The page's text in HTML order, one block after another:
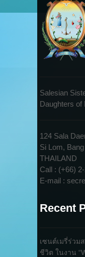
Salesian
Daughters of
124 Sala
Si Lom,
THAILAND
Call : (+66)
E-mail :
Recent
เซนต์เมรี่ร่วม
ชีวิต ในงาน